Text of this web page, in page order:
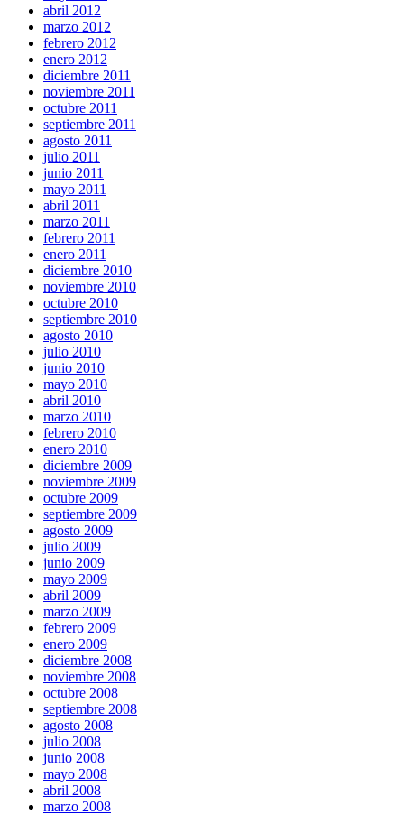
abril 2012
marzo 2012
febrero 2012
enero 2012
diciembre 2011
noviembre 2011
octubre 2011
septiembre 2011
agosto 2011
julio 2011
junio 2011
mayo 2011
abril 2011
marzo 2011
febrero 2011
enero 2011
diciembre 2010
noviembre 2010
octubre 2010
septiembre 2010
agosto 2010
julio 2010
junio 2010
mayo 2010
abril 2010
marzo 2010
febrero 2010
enero 2010
diciembre 2009
noviembre 2009
octubre 2009
septiembre 2009
agosto 2009
julio 2009
junio 2009
mayo 2009
abril 2009
marzo 2009
febrero 2009
enero 2009
diciembre 2008
noviembre 2008
octubre 2008
septiembre 2008
agosto 2008
julio 2008
junio 2008
mayo 2008
abril 2008
marzo 2008